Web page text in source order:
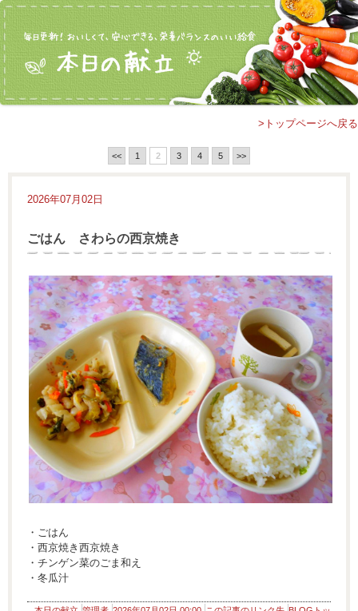
>トップページへ戻る
<< 1 2 3 4 5 >>
2026年07月02日
ごはん さわらの西京焼き
・ごはん
・西京焼き西京焼き
・チンゲン菜のごま和え
・冬瓜汁